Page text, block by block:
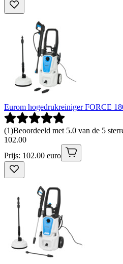
Eurom hogedrukreiniger FORCE
(1)Beoordeeld met 5.0 van de 5
102.00
Prijs: 102.00 euro